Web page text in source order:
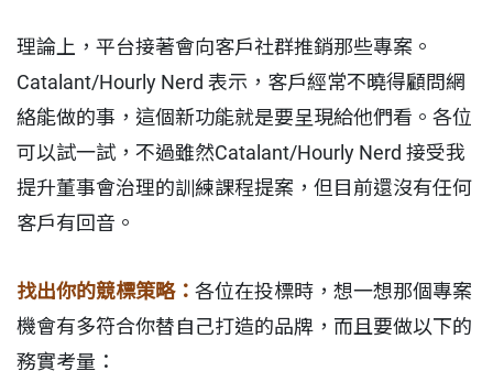
理論上，平台接著會向客戶社群推銷那些專案。
Catalant/Hourly Nerd 表示，客戶經常不曉得顧問網
絡能做的事，這個新功能就是要呈現給他們看。各位
可以試一試，不過雖然Catalant/Hourly Nerd 接受我
提升董事會治理的訓練課程提案，但目前還沒有任何
客戶有回音。
找出你的競標策略： 各位在投標時，想一想那個專案
機會有多符合你替自己打造的品牌，而且要做以下的
務實考量：